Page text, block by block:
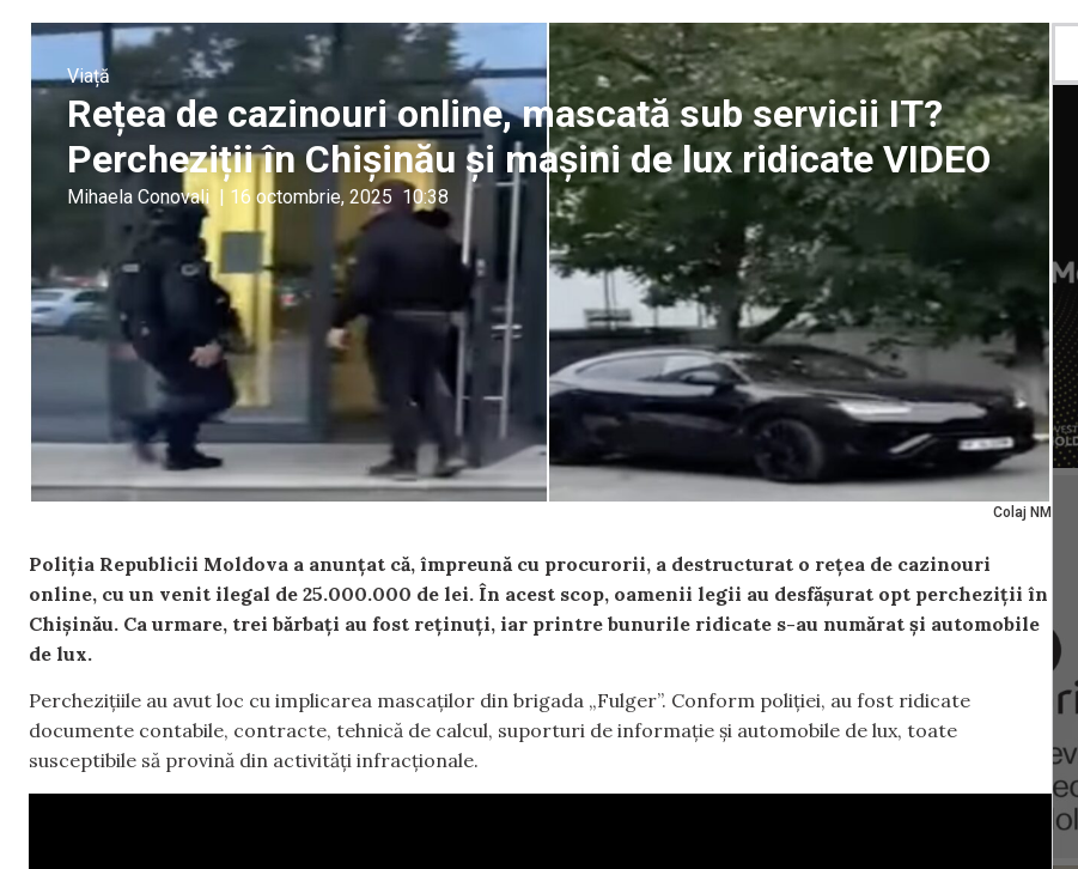
Colaj NM
Viață
Rețea de cazinouri online, mascată sub servicii IT?
Percheziții în Chișinău și mașini de lux ridicate VIDEO
Mihaela Conovali | 16 octombrie, 2025 10:38
Poliția Republicii Moldova a anunțat că, împreună cu procurorii, a destructurat o rețea de cazinouri
online, cu un venit ilegal de 25.000.000 de lei. În acest scop, oamenii legii au desfășurat opt percheziții în
Chișinău. Ca urmare, trei bărbați au fost reținuți, iar printre bunurile ridicate s-au numărat și automobile
de lux.
Perchezițiile au avut loc cu implicarea mascaților din brigada „Fulger”. Conform poliției, au fost ridicate
documente contabile, contracte, tehnică de calcul, suporturi de informație și automobile de lux, toate
susceptibile să provină din activități infracționale.